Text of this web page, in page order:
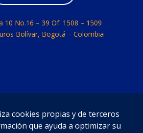
10 No.16 – 39 Of. 1508 – 1509
Bolívar, Bogotá – Colombia
cookies propias y de terceros
que ayuda a optimizar su